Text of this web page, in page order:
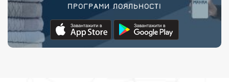
ПРОГРАМИ ЛОЯЛЬНОСТІ